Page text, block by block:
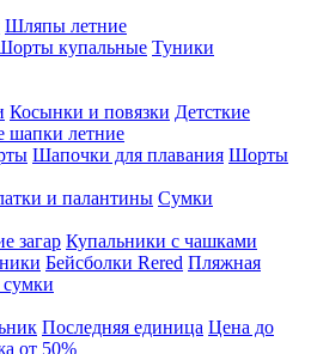
Шляпы летние
купальные Туники
Косынки и повязки Детсткие
шапки летние
Шапочки для плавания Шорты
и палантины Сумки
загар Купальники с чашками
Бейсболки Rered Пляжная
Последняя единица Цена до
от 50%